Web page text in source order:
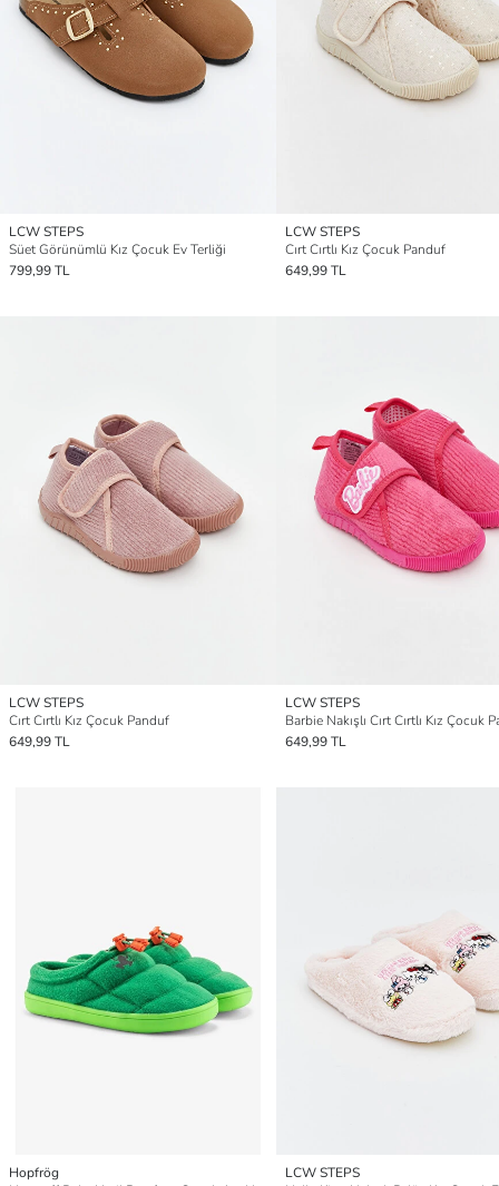
LCW STEPS
Süet Görünümlü Kız Çocuk Ev Terliği
799,99 TL
LCW STEPS
Cırt Cırtlı Kız Çocuk Panduf
649,99 TL
LCW STEPS
Cırt Cırtlı Kız Çocuk Panduf
649,99 TL
LCW STEPS
Barbie Nakışlı Cırt Cırtlı Kız Çocuk
649,99 TL
Hopfrög
LCW STEPS